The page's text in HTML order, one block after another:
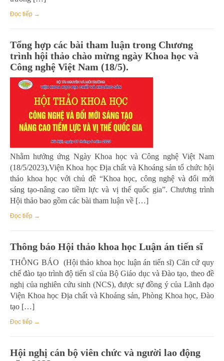
Đọc tiếp →
Tổng hợp các bài tham luận trong Chương
trình hội thảo chào mừng ngày Khoa học và
Công nghệ Việt Nam (18/5).
Nhằm hưởng ứng Ngày Khoa học và Công nghệ Việt Nam
(18/5/2023),Viện Khoa học Địa chất và Khoáng sản tổ chức hội
thảo khoa học với chủ đề “Khoa học, công nghệ và đổi mới
sáng tạo-nâng cao tiềm lực và vị thế quốc gia”. Chương trình
Hội thảo bao gồm các bài tham luận về […]
Đọc tiếp →
Thông báo Hội thảo khoa học Luận án tiến sĩ
THÔNG BÁO (Hội thảo khoa học luận án tiến sĩ) Căn cứ quy
chế đào tạo trình độ tiến sĩ của Bộ Giáo dục và Đào tạo, theo đề
nghị của nghiên cứu sinh (NCS), được sự đồng ý của Lãnh đạo
Viện Khoa học Địa chất và Khoáng sản, Phòng Khoa học, Đào
tạo […]
Đọc tiếp →
Hội nghị cán bộ viên chức và người lao động